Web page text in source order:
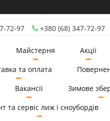
72-97 +380 (68) 347-72-97
Майстерня Акції
та оплата
Вакансії
Зимове
та сервіс лиж і сноубордів